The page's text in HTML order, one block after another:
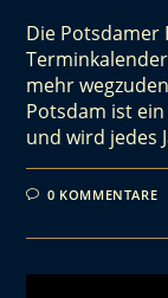
Die Potsdamer
mehr
Potsdam ist
und wird jedes
0 KOMMENTARE